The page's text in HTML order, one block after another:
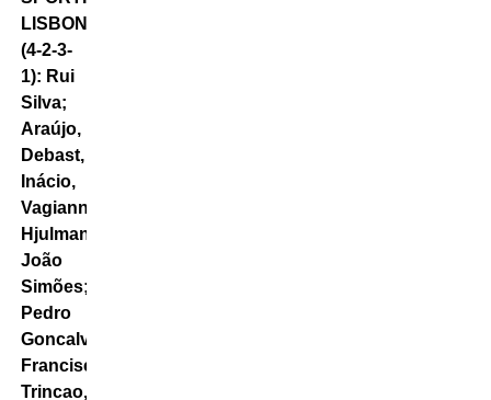
LISBONA
(4-2-3-
1): Rui
Silva;
Araújo,
Debast,
Inácio,
Vagiannidis;
Hjulmand,
João
Simões;
Pedro
Goncalves,
Francisco
Trincao,